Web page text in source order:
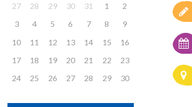
27
28 29 30 31 1
2
3
4 5 6 7 8
9
10
11 12 13 14 15
16
17
18 19 20 21 22
23
24
25 26 27 28 29 30